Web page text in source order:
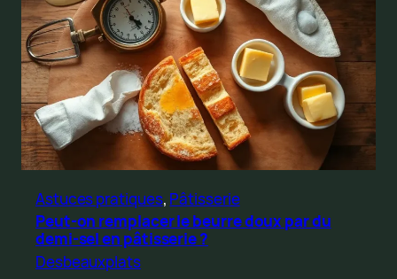
Astuces pratiques, Pâtisserie
Peut-on remplacer le beurre doux par du
demi-sel en pâtisserie ?
Desbeauxplats